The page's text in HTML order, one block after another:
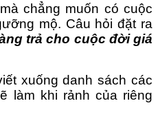
chẳng muốn có cuộc
mộ. Câu hỏi đặt ra
trả cho cuộc đời giá
xuống danh sách các
làm khi rảnh của riêng